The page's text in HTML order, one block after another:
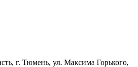
г. Тюмень, ул. Максима Горького,